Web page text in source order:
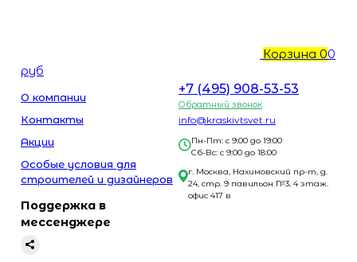
Корзина 00
руб
О компании
Контакты
Акции
Особые условия для
строителей и дизайнеров
Поддержка в
мессенджере
+7 (495) 908-53-53
Обратный звонок
info@kraskivtsvet.ru
Пн-Пт: с 9:00 до 19:00
Сб-Вс: с 9:00 до 18:00
г. Москва, Нахимовский пр-т, д.
24, стр. 9 павильон №3, 4 этаж.
офис 417 в